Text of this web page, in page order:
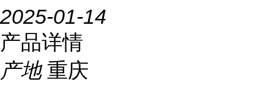
2025-01-14
产品详情
产地 重庆